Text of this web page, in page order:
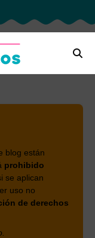
blog están
prohibido
se aplican
uso no
de derechos